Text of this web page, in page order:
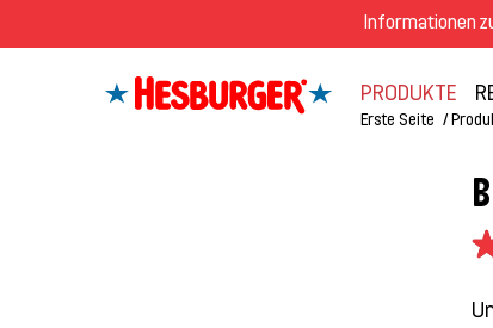
Informationen
PRODUKTE
Erste Seite